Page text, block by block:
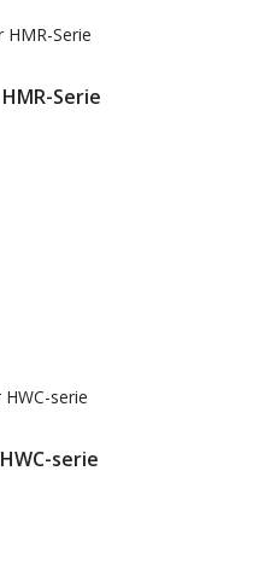
Serie
serie